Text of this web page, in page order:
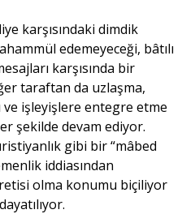
karşısındaki dimdik
edemeyeceği, bâtılı
karşısında bir
taraftan da uzlaşma,
ve işleyişlere entegre etme
şekilde devam ediyor.
gibi bir “mâbed
iddiasından
olma konumu biçiliyor